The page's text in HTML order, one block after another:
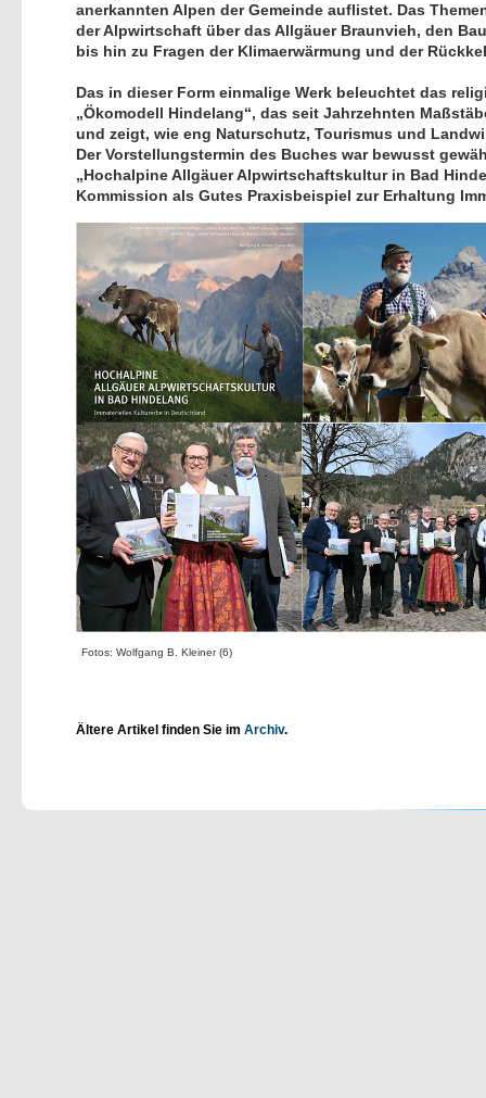
anerkannten Alpen der Gemeinde auflistet. Das
der Alpwirtschaft über das Allgäuer Braunvieh, den
bis hin zu Fragen der Klimaerwärmung und der
Das in dieser Form einmalige Werk beleuchtet das
Ökomodell Hindelang“, das seit Jahrzehnten
und zeigt, wie eng Naturschutz, Tourismus und
Der Vorstellungstermin des Buches war bewusst
Hochalpine Allgäuer Alpwirtschaftskultur in Bad
Kommission als Gutes Praxisbeispiel zur Erhaltung
Fotos: Wolfgang B. Kleiner (6)
Ältere Artikel finden Sie im Archiv.